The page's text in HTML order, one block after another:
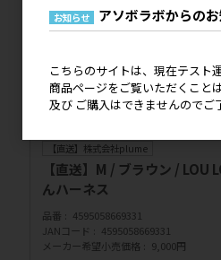
販売価格
注文数
【直送】株式会社plume
【直送】M / ブラウン /
んハーネス
品番
4595058669331
JANコード
4595058669331
メーカー希望小売価格
9,000円
お知らせ アソボラボからの
こちらのサイトは、現在テスト
商品ページをご覧いただくこと
及び ご購入はできませんのでご